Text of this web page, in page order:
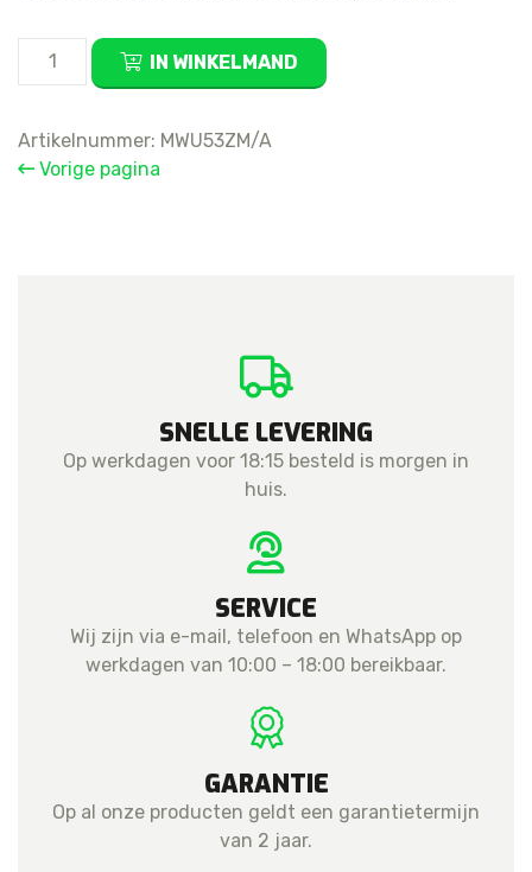
Earpods
Headphone
Retail
Package
IN WINKELMAND
Artikelnummer: MWU53ZM/A
Vorige pagina
SNELLE LEVERING
Op werkdagen voor 18:15 besteld is morgen in
huis.
SERVICE
Wij zijn via e-mail, telefoon en WhatsApp op
werkdagen van 10:00 – 18:00 bereikbaar.
GARANTIE
Op al onze producten geldt een garantietermijn
van 2 jaar.